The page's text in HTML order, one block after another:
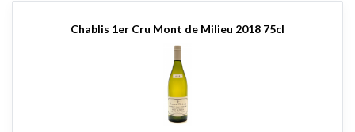
Chablis 1er Cru Mont de Milieu 2018 75cl